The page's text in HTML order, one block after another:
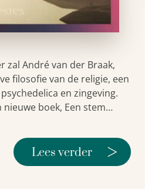
zal André van der Braak,
filosofie van de religie, een
en zingeving.
boek, Een stem…
Lees verder >